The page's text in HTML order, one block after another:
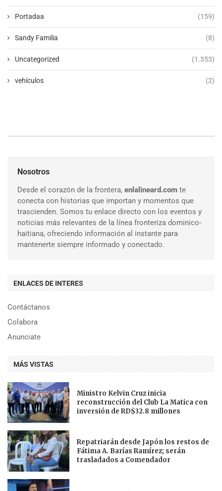
Portadaa (159)
Sandy Familia (8)
Uncategorized (1.353)
vehículos (2)
Nosotros
Desde el corazón de la frontera, enlalineard.com te
conecta con historias que importan y momentos que
trascienden. Somos tu enlace directo con los eventos y
noticias más relevantes de la línea fronteriza dominico-
haitiana, ofreciendo información al instante para
mantenerte siempre informado y conectado.
ENLACES DE INTERES
Contáctanos
Colabora
Anunciate
MÁS VISTAS
Ministro Kelvin Cruz inicia
reconstrucción del Club La Matica con
inversión de RD$32.8 millones
Repatriarán desde Japón los restos de
Fátima A. Barías Ramírez; serán
trasladados a Comendador